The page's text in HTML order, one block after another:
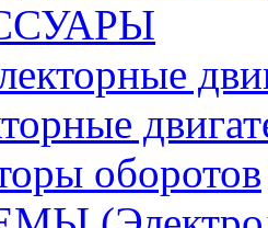
оборотов